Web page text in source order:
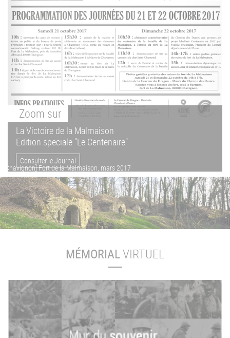
Zoom sur
La Victoire de la Malmaison
Edition speciale "Le Centenaire"
Consulter le Journal
[Chavignon] Fort de la Malmaison, mars 2017
MÉMORIALVIRTUEL